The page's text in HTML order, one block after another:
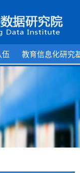
教育信息化研究